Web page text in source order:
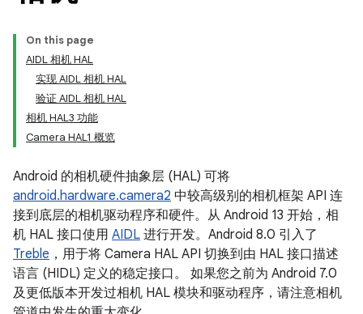
On this page
AIDL 相机 HAL
实现 AIDL 相机 HAL
验证 AIDL 相机 HAL
相机 HAL3 功能
Camera HAL1 概览
Android 的相机硬件抽象层 (HAL) 可将
android.hardware.camera2 中较高级别的相机框架 API 连
接到底层的相机驱动程序和硬件。从 Android 13 开始，相
机 HAL 接口使用 AIDL 进行开发。Android 8.0 引入了
Treble ，用于将 Camera HAL API 切换到由 HAL 接口描述
语言 (HIDL) 定义的稳定接口。 如果您之前为 Android 7.0
及更低版本开发过相机 HAL 模块和驱动程序，请注意相机